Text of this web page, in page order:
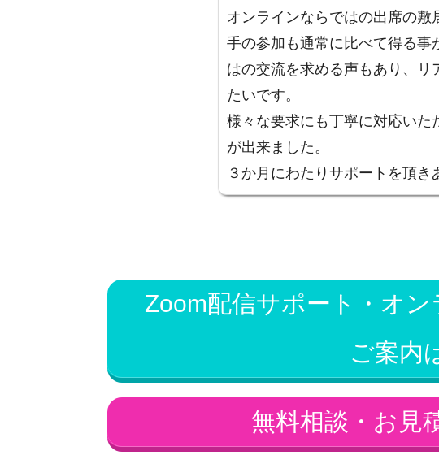
オンラインならではの出席の
手の参加も通常に比べて得る
はの交流を求める声もあり、
たいです。
様々な要求にも丁寧に対応い
が出来ました。
３か月にわたりサポートを頂き
Zoom配信サポート・オ
ご案内
無料相談・お見